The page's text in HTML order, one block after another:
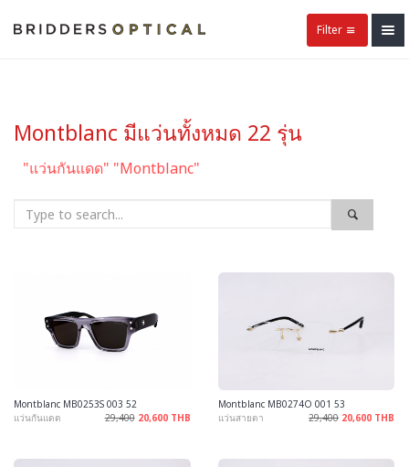
Filter
Montblanc มีแว่นทั้งหมด 22 รุ่น
"แว่นกันแดด" "Montblanc"
Montblanc MB0253S 003 52
แว่นกันแดด
29,400 20,600 THB
Montblanc MB0274O 001 53
แว่นสายตา
29,400 20,600 THB